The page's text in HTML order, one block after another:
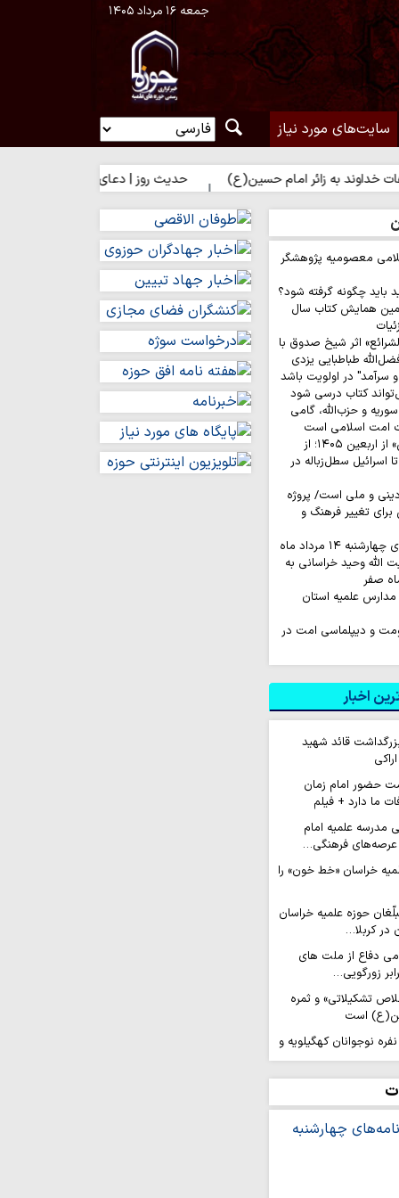
جمعه ۱۶ مرداد ۱۴۰۵
سایت‌های مورد نیاز
زائر امام حسین(ع) حدیث روز | دعای فرشتگان برای زائر امام
معصومیه پژوهشگر
باید چگونه گرفته شود؟
همایش کتاب سال
اثر شیخ صدوق با
طباطبایی یزدی
سرآمد" در اولویت باشد
کتاب درسی شود
و حزب‌الله، گامی
امت اسلامی است
روایت‌ کاربران «ایکس» از اربعین ۱۴۰۵؛ از
اسرائیل سطل‌زباله‌ در
و ملی است/ پروژه
تغییر فرهنگ و
۱۴ مرداد ماه
الله وحید خراسانی به
صفر
علمیه استان
و دیپلماسی امت در
اخبار
قائد شهید
حضور امام زمان
ما دارد + فیلم
مدرسه علمیه امام
فرهنگی…
خراسان «خط خون» را
حوزه علمیه خراسان
در کربلا…
دفاع از ملت های
زورگویی…
تشکیلاتی» و ثمره
است
اعزام کاروان ۲۰۰ نفره نوجوانان کهگیلویه و
من» در مسیر نجف
جهادی حوزه علمیه